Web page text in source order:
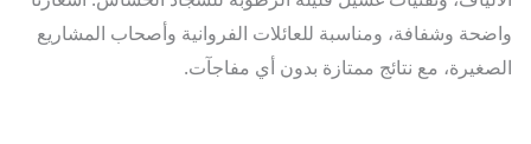
وشفافة، ومناسبة للعائلات الفروانية وأصحاب المشاريع
مع نتائج ممتازة بدون أي مفاجآت.